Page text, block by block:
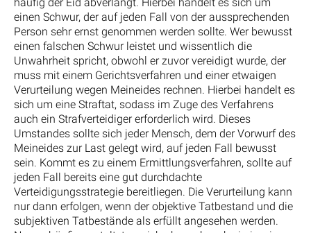
häufig der Eid abverlangt. Hierbei handelt es sich um
einen Schwur, der auf jeden Fall von der aussprechenden
Person sehr ernst genommen werden sollte. Wer bewusst
einen falschen Schwur leistet und wissentlich die
Unwahrheit spricht, obwohl er zuvor vereidigt wurde, der
muss mit einem Gerichtsverfahren und einer etwaigen
Verurteilung wegen Meineides rechnen. Hierbei handelt es
sich um eine Straftat, sodass im Zuge des Verfahrens
auch ein Strafverteidiger erforderlich wird. Dieses
Umstandes sollte sich jeder Mensch, dem der Vorwurf des
Meineides zur Last gelegt wird, auf jeden Fall bewusst
sein. Kommt es zu einem Ermittlungsverfahren, sollte auf
jeden Fall bereits eine gut durchdachte
Verteidigungsstrategie bereitliegen. Die Verurteilung kann
nur dann erfolgen, wenn der objektive Tatbestand und die
subjektiven Tatbestände als erfüllt angesehen werden.